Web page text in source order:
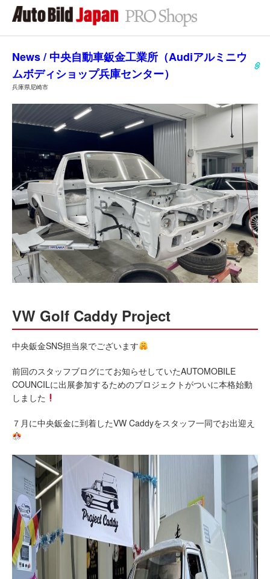
News / 中央自動車鈑金工業所（Audiアルミニウ
ムボディショップ兵庫センター）
兵庫県尼崎市
VW Golf Caddy Project
中央鈑金SNS担当泉でございます
前回のスタッフブログにてお知らせしていたAUTOMOBILE
COUNCILに出展参加するためのプロジェクトがついに本格始動
しました
７月に中央鈑金に到着したVW Caddyをスタッフ一同でお出迎え